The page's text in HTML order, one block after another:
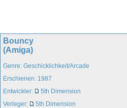
Bouncy
(Amiga)
Genre: Geschicklichkeit/Arcade
Erschienen: 1987
Entwickler:
5th Dimension
Verleger:
5th Dimension